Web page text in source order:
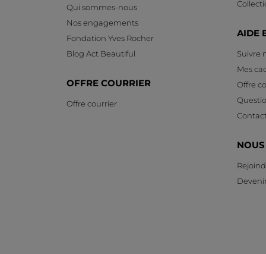
Qui sommes-nous
Nos engagements
Fondation Yves Rocher
Blog Act Beautiful
OFFRE COURRIER
Offre courrier
AIDE
Suivre
Mes
Offre